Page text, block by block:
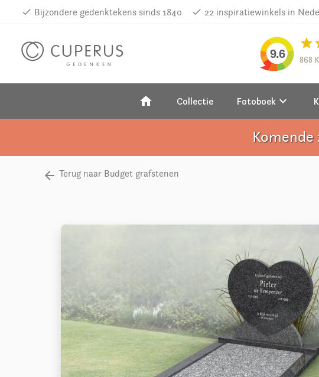
done Bijzondere gedenktekens sinds 1840 done 22 inspiratiewinkels in
9.6
star
868
home Collectie Fotoboekkeyboard_arrow_down
Terug naar Budget grafstenen